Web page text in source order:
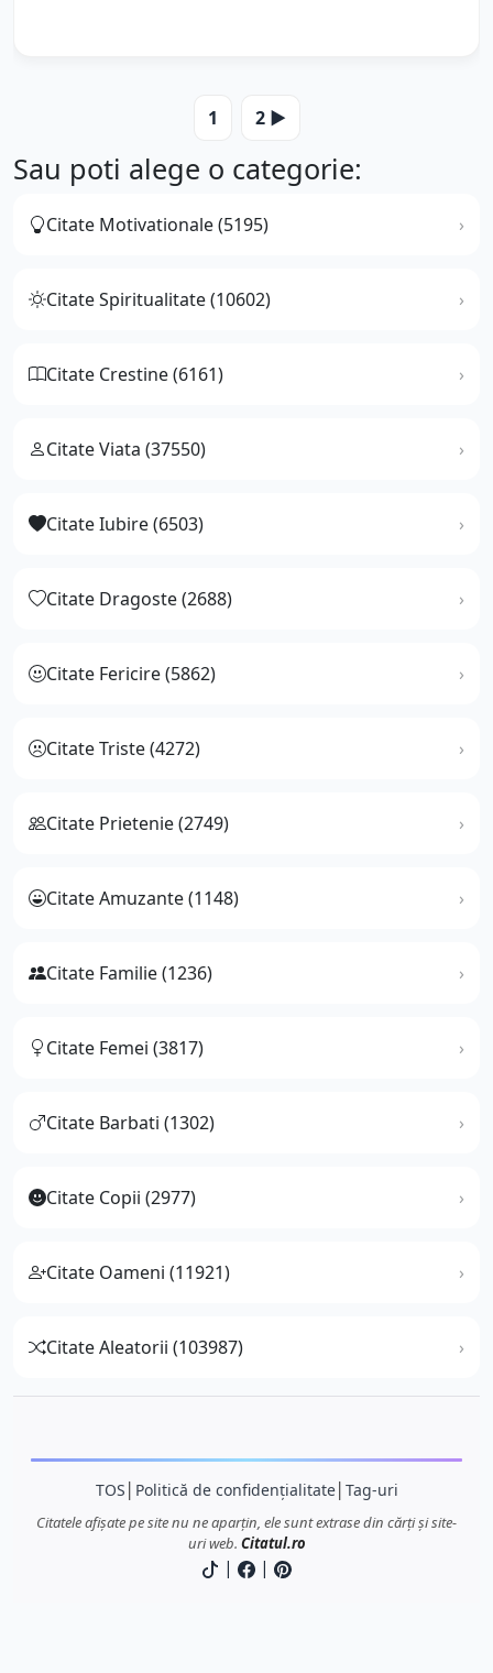
1 2 ▶️
Sau poti alege o categorie:
Citate Motivationale (5195)
Citate Spiritualitate (10602)
Citate Crestine (6161)
Citate Viata (37550)
Citate Iubire (6503)
Citate Dragoste (2688)
Citate Fericire (5862)
Citate Triste (4272)
Citate Prietenie (2749)
Citate Amuzante (1148)
Citate Familie (1236)
Citate Femei (3817)
Citate Barbati (1302)
Citate Copii (2977)
Citate Oameni (11921)
Citate Aleatorii (103987)
TOS Politică de confidențialitate│ Tag-uri
Citatele afișate pe site nu ne aparțin, ele sunt extrase din cărți și site-
uri web. Citatul.ro
| |